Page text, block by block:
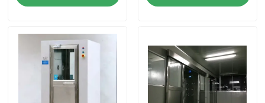
Produkte
Über uns